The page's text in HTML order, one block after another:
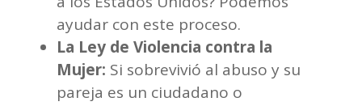
ayudar con este proceso.
La Ley de Violencia contra la
Mujer: Si sobrevivió al abuso y su
pareja es un ciudadano o